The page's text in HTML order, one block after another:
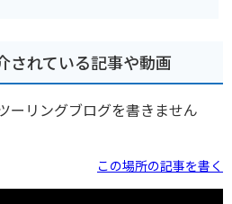
されている記事や動画
ーリングブログを書きません
この場所の記事を書く